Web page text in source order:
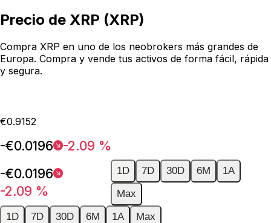
Precio de XRP (XRP)
Compra XRP en uno de los neobrokers más grandes de
Europa. Compra y vende tus activos de forma fácil, rápida
y segura.
€0.9152
-€0.0196
-2.09 %
-€0.0196
-2.09 %
1D 7D 30D 6M
1A
Max
1D
7D 30D 6M 1A Max